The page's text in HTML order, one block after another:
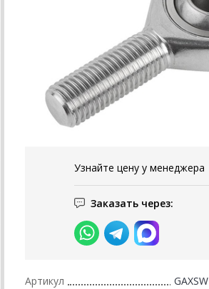
Узнайте цену у менеджера
Заказать через:
Артикул GAXSW